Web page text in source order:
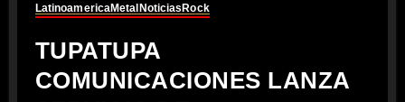
LatinoamericaMetalNoticiasRock
TUPATUPA
COMUNICACIONES LANZA